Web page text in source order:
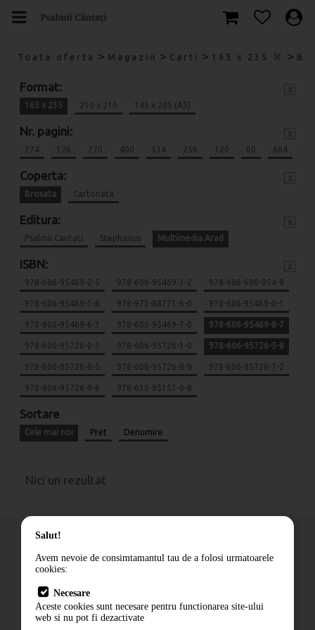
Toata oferta > Magazin > Carti > 165 x 235 >
Format:
165 x 235 210 x 210 145 x 205 (A5)
Nr. pagini:
274 120 270 400 334 256 120 80 664
Coperta:
Brosata Cartonata
Editura:
Psalmii Cantati Stephanus Multimedia Arad
ISBN:
978-606-95469-2-5 978-606-95469-3-2 978-606-698-054-8
978-606-95469-1-8 978-973-88771-6-0 978-606-95469-0-1
978-606-95469-6-3 978-606-95469-7-0 978-606-95469-8-7
978-606-95726-0-3 978-606-95726-1-0 978-606-95726-5-8
978-606-95726-6-5 978-606-95726-8-9 978-606-95726-7-2
978-606-95726-9-6 978-630-95153-0-8
Sortare
Cele mai noi Pret Denumire
Nici un rezultat
Cum comand
Livrare
Contact
Salut!
Avem nevoie de consimtamantul tau de a folosi urmatoarele
cookies:
Necesare
Aceste cookies sunt necesare pentru functionarea site-ului
web si nu pot fi dezactivate